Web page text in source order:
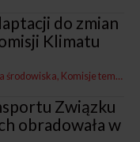
do zmian
Klimatu
środowiska Komisje tematyczne ZMP
Związku
obradowała w